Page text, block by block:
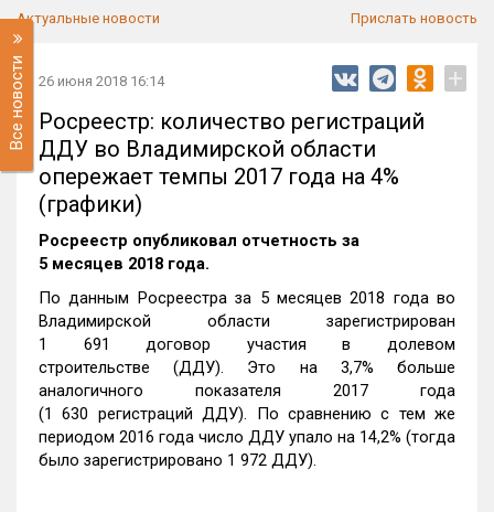
Актуальные новости Прислать новость
Все новости 26 июня 2018 16:14 +
Росреестр: количество регистраций
ДДУ во Владимирской области
опережает темпы 2017 года на 4%
(графики)
Росреестр опубликовал отчетность за
5 месяцев 2018 года.
По данным Росреестра за 5 месяцев 2018 года во
Владимирской области зарегистрирован
1 691 договор участия в долевом
строительстве (ДДУ). Это на 3,7% больше
аналогичного показателя 2017 года
(1 630 регистраций ДДУ). По сравнению с тем же
периодом 2016 года число ДДУ упало на 14,2% (тогда
было зарегистрировано 1 972 ДДУ).